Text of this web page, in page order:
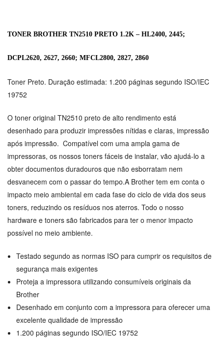
TONER BROTHER TN2510 PRETO 1.2K – HL2400, 2445;
DCPL2620, 2627, 2660; MFCL2800, 2827, 2860
Toner Preto. Duração estimada: 1.200 páginas segundo ISO/IEC
19752
O toner original TN2510 preto de alto rendimento está
desenhado para produzir impressões nítidas e claras, impressão
após impressão. Compatível com uma ampla gama de
impressoras, os nossos toners fáceis de instalar, vão ajudá-lo a
obter documentos duradouros que não esborratam nem
desvanecem com o passar do tempo.A Brother tem em conta o
impacto meio ambiental em cada fase do ciclo de vida dos seus
toners, reduzindo os resíduos nos aterros. Todo o nosso
hardware e toners são fabricados para ter o menor impacto
possível no meio ambiente.
Testado segundo as normas ISO para cumprir os requisitos de
segurança mais exigentes
Proteja a impressora utilizando consumíveis originais da
Brother
Desenhado em conjunto com a impressora para oferecer uma
excelente qualidade de impressão
1.200 páginas segundo ISO/IEC 19752